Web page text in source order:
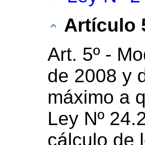
Artículo
Art. 5º -
de 2008 y
máximo a
Ley Nº
cálculo de